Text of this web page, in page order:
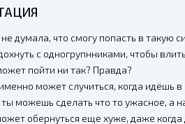
думала, что смогу попасть в такую
с одногрупнниками, чтобы
пойти ни так? Правда?
может случиться, когда идёшь
ты можешь сделать что то ужасное, а
обернуться еще хуже, даже